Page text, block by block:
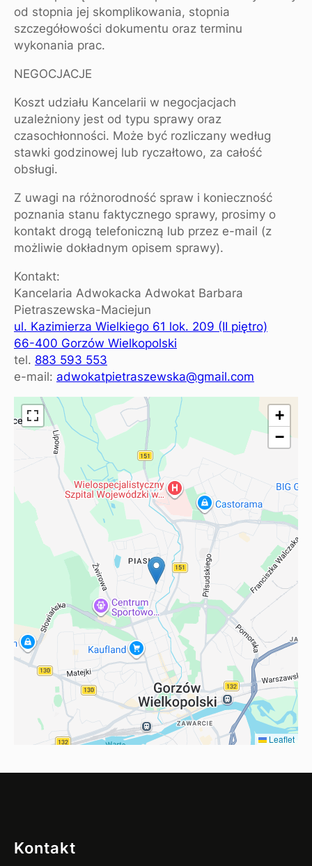
od stopnia jej skomplikowania, stopnia
szczegółowości dokumentu oraz terminu
wykonania prac.
NEGOCJACJE
Koszt udziału Kancelarii w negocjacjach
uzależniony jest od typu sprawy oraz
czasochłonności. Może być rozliczany według
stawki godzinowej lub ryczałtowo, za całość
obsługi.
Z uwagi na różnorodność spraw i konieczność
poznania stanu faktycznego sprawy, prosimy o
kontakt drogą telefoniczną lub przez e-mail (z
możliwie dokładnym opisem sprawy).
Kontakt:
Kancelaria Adwokacka Adwokat Barbara
Pietraszewska-Maciejun
ul. Kazimierza Wielkiego 61 lok. 209 (II piętro)
66-400 Gorzów Wielkopolski
tel. 883 593 553
e-mail: adwokatpietraszewska@gmail.com
+
−
Leaflet
Kontakt